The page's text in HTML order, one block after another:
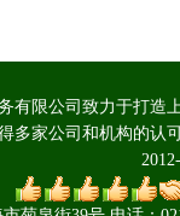
有限公司致力于打造
家公司和机构的认